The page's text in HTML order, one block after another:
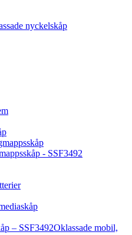
nyckelskåp
- SSF3492
– SSF3492Oklassade mobil,